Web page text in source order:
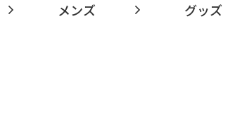
メンズ グッズ